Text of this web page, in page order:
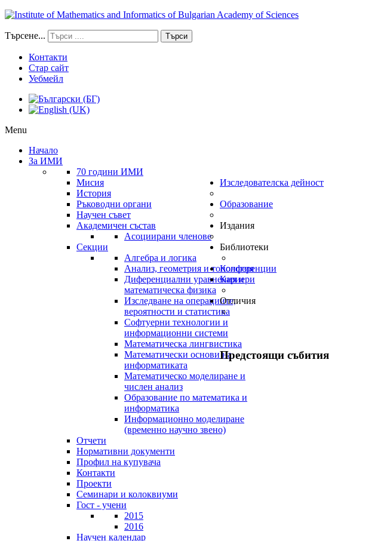
Търсене... Търси
Контакти
Стар сайт
Уебмейл
Menu
Начало
За ИМИ
70 години ИМИ
Мисия
История
Ръководни органи
Научен съвет
Академичен състав
Асоциирани членове
Секции
Алгебра и логика
Анализ, геометрия и топология
Диференциални уравнения и
математическа физика
Изследване на операциите,
вероятности и статистика
Софтуерни технологии и
информационни системи
Математическа лингвистика
Математически основи на
информатиката
Математическо моделиране и
числен анализ
Образование по математика и
информатика
Информационно моделиране
(временно научно звено)
Отчети
Нормативни документи
Профил на купувача
Контакти
Изследователска дейност
Проекти
Семинари и колоквиуми
Гост - учени
2015
2016
Научен календар
Образование
Издания
Библиотеки
Конференции
Кариери
Отличия
Предстоящи събития